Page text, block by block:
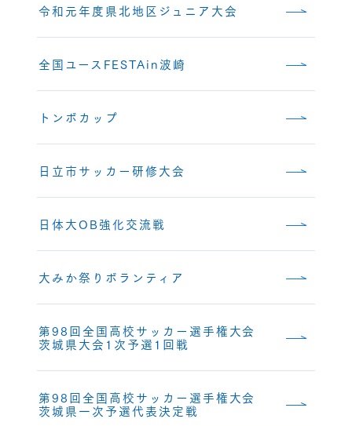
令和元年度県北地区ジュニア大会
全国ユースFESTAin波崎
トンボカップ
日立市サッカー研修大会
日体大OB強化交流戦
大みか祭りボランティア
第98回全国高校サッカー選手権大会
茨城県大会1次予選1回戦
第98回全国高校サッカー選手権大会
茨城県一次予選代表決定戦